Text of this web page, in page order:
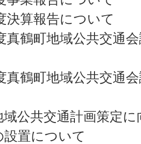
決算報告について
真鶴町地域公共交通
真鶴町地域公共交通
域公共交通計画策定
設置について